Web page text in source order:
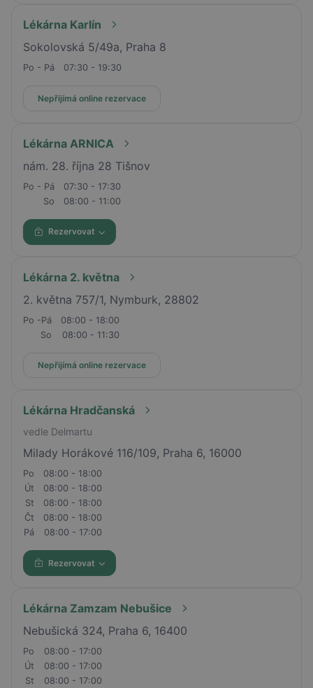
Lékárna Karlín
Sokolovská 5/49a, Praha 8
Po - Pá 07:30 - 19:30
Nepřijímá online rezervace
Lékárna ARNICA
nám. 28. října 28 Tišnov
Po - Pá
07:30 - 17:30
So
08:00 - 11:00
Rezervovat
Lékárna 2. května
2. května 757/1, Nymburk, 28802
Po -Pá
08:00 - 18:00
So
08:00 - 11:30
Nepřijímá online rezervace
Lékárna Hradčanská
vedle Delmartu
Milady Horákové 116/109, Praha 6, 16000
Po
08:00 - 18:00
Út
08:00 - 18:00
St
08:00 - 18:00
Čt
08:00 - 18:00
Pá
08:00 - 17:00
Rezervovat
Lékárna Zamzam Nebušice
Nebušická 324, Praha 6, 16400
Po
08:00 - 17:00
Út
08:00 - 17:00
St
08:00 - 17:00